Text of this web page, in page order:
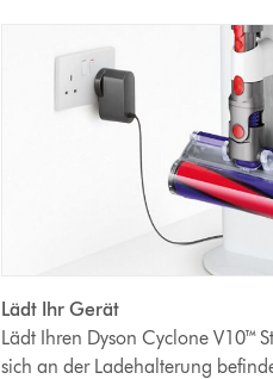
Lädt Ihr Gerät
Lädt Ihren Dyson Cyclone V10™
sich an der Ladehalterung